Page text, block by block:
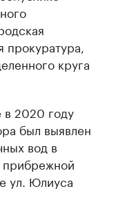
прокуратура,
круга
в 2020 году
был выявлен
вод в
прибрежной
ул. Юлиуса